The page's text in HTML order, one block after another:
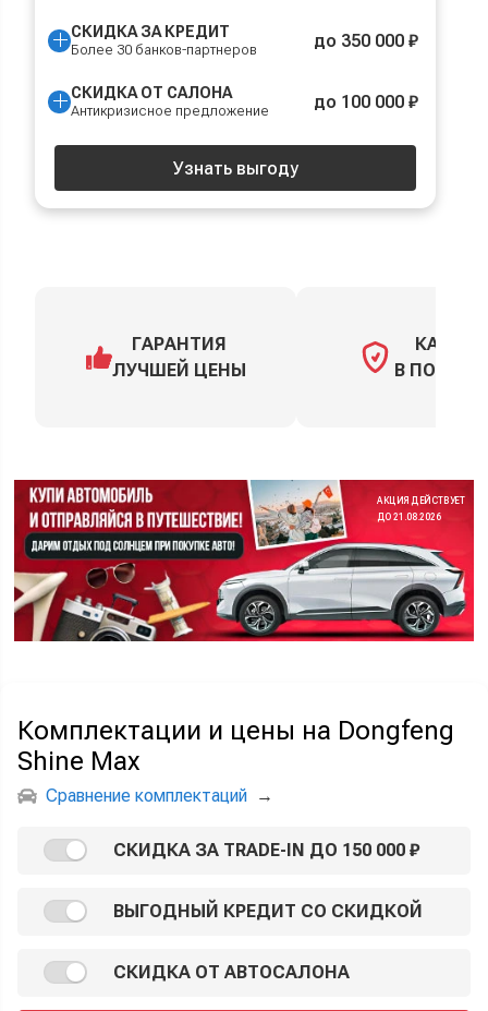
СКИДКА ЗА КРЕДИТ
Более 30 банков-партнеров до 350 000 ₽
СКИДКА ОТ САЛОНА
Антикризисное предложение до 100 000 ₽
Узнать выгоду
ГАРАНТИЯ
ЛУЧШЕЙ ЦЕНЫ
КАСКО
В
АКЦИЯ ДЕЙСТВУЕТ
ДО 21.08.2026
Комплектации и цены на Dongfeng
Shine Max
Сравнение комплектаций →
СКИДКА ЗА TRADE-IN ДО 150 000 ₽
ВЫГОДНЫЙ КРЕДИТ СО СКИДКОЙ
СКИДКА ОТ АВТОСАЛОНА